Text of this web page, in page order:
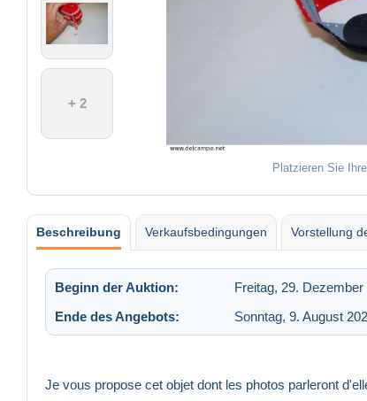
+ 2
Platzieren Sie
Beschreibung Verkaufsbedingungen Vorstellung
Beginn der Auktion: Freitag, 29.
Ende des Angebots:
Sonntag, 9. August
Je vous propose cet objet dont les photos parleront